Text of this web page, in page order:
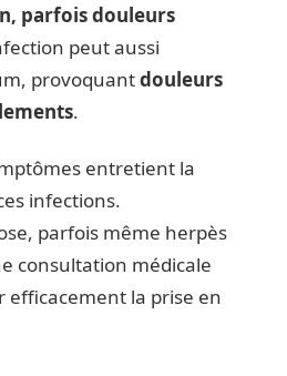
parfois douleurs
peut aussi
provoquantdouleurs
.
entretient la
infections.
parfois même herpès
consultation médicale
efficacement la prise en